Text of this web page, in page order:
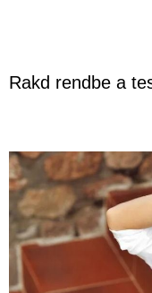
Rakd rendbe a